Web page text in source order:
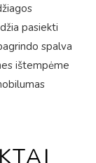
pasiekti
spalva
ištempėme